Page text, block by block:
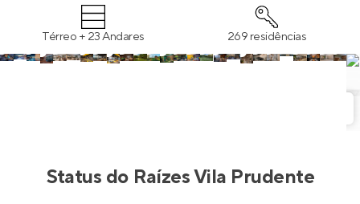
Térreo + 23 Andares 269 residências
Status do Raízes Vila Prudente